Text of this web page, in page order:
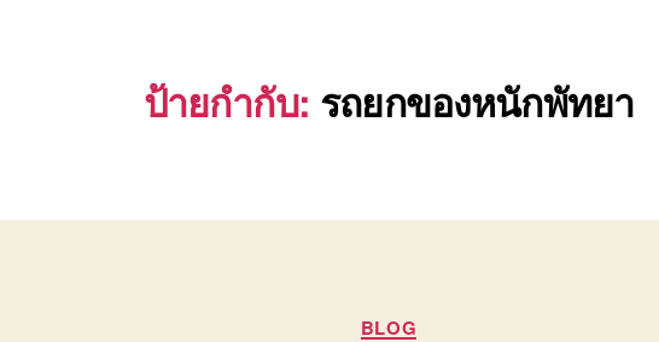
ป้ายกำกับ: รถยกของหนักพัทยา
Categories
BLOG